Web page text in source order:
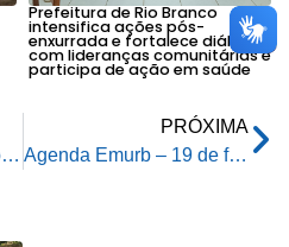
Prefeitura de Rio Branco
intensifica ações pós-
enxurrada e fortalece diálogo
com lideranças comunitárias e
participa de ação em saúde
Carnaval Rio Branco Folia, Tradição e Alegria é sucesso e recebe aprovação da população
PRÓXIMA
Agenda Emurb – 19 de fevereiro de 2026